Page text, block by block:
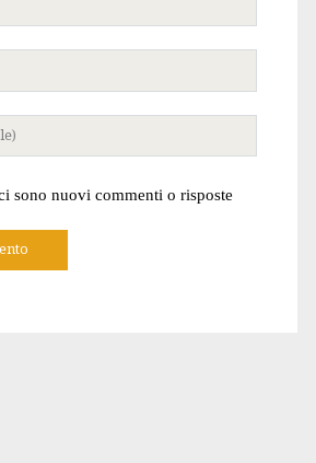
sono nuovi commenti o risposte